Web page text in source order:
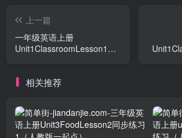
上一篇
一年级英语上册
Unit1ClassroomLesson1同
相关推荐